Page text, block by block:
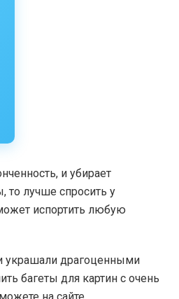
и убирает
то лучше спросить у
испортить любую
украшали драгоценными
багеты для картин с очень